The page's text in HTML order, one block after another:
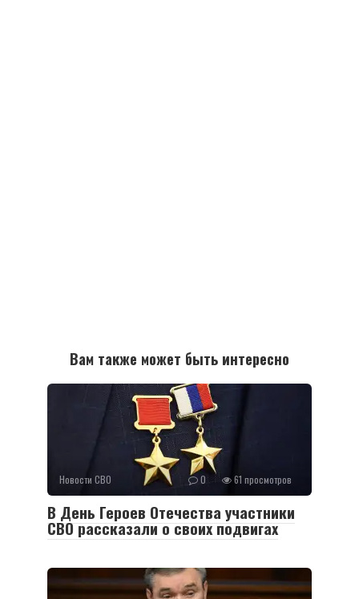
Вам также может быть интересно
Новости СВО 0 61 просмотров
В День Героев Отечества участники
СВО рассказали о своих подвигах